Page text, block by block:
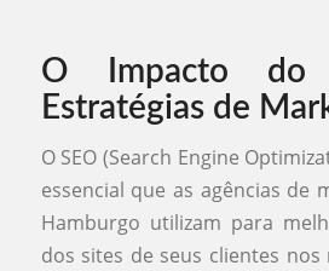
O Impacto do
Estratégias de
O SEO (Search Engine
essencial que as agências de
Hamburgo utilizam para
dos sites de seus clientes